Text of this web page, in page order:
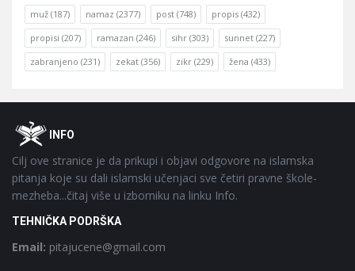
muž (187) namaz (2377) post (748) propis (432)
propisi (207) ramazan (246) sihr (303) sunnet (227)
zabranjeno (231) zekat (356) zikr (229) žena (433)
FooterOINFO
Cilj ove stranice je da prikupi i objavi odgovore na islamska
pitanja koje su dali islamski učenjaci sve četiri pravne škole-
mezheba...čitaj više u izborniku na linku Info.
TEHNIČKA PODRŠKA
Email: pitajucene@gmail.com